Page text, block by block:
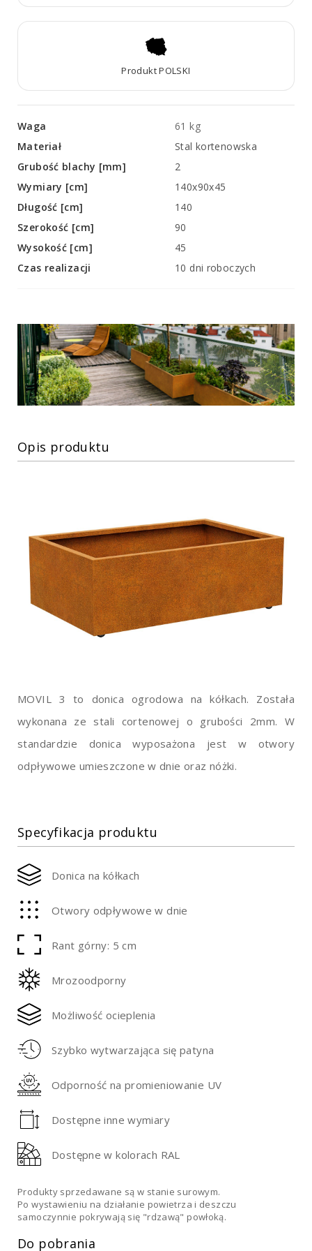
Produkt POLSKI
Waga
61 kg
Materiał
Stal kortenowska
Grubość blachy [mm]
2
Wymiary [cm]
140x90x45
Długość [cm]
140
Szerokość [cm]
90
Wysokość [cm]
45
Czas realizacji
10 dni roboczych
Opis produktu
MOVIL 3 to donica ogrodowa na kółkach. Została
wykonana ze stali cortenowej o grubości 2mm. W
standardzie donica wyposażona jest w otwory
odpływowe umieszczone w dnie oraz nóżki.
Specyfikacja produktu
Donica na kółkach
Otwory odpływowe w dnie
Rant górny: 5 cm
Mrozoodporny
Możliwość ocieplenia
Szybko wytwarzająca się patyna
Odporność na promieniowanie UV
Dostępne inne wymiary
Dostępne w kolorach RAL
Produkty sprzedawane są w stanie surowym.
Po wystawieniu na działanie powietrza i deszczu
samoczynnie pokrywają się "rdzawą" powłoką.
Do pobrania